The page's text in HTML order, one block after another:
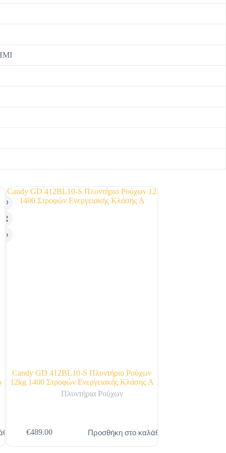
Candy GD 412BL10-S Πλυντήριο Ρούχων
12kg 1400 Στροφών Ενεργειακής Κλάσης A
Πλυντήρια Ρούχων
€489.00 Προσθήκη στο καλάθι
SALE!